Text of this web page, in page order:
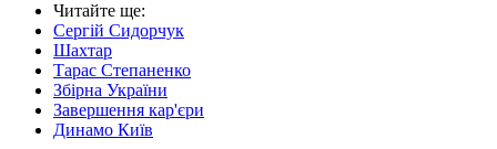
Читайте ще:
Сергій Сидорчук
Шахтар
Тарас Степаненко
Збірна України
Завершення кар'єри
Динамо Київ